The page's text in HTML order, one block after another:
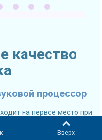
качество
процессор
на первое место при
устройства. SMARTY
устройство оснащено
Вверх